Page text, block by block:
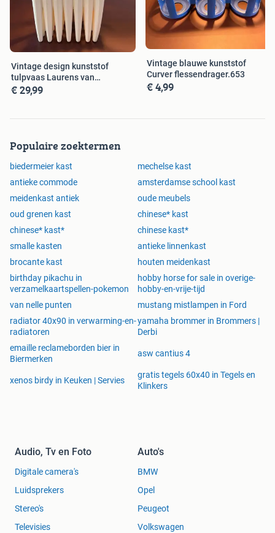
Vintage design kunststof
tulpvaas Laurens van
Wieringen.650
€ 29,99
Vintage blauwe kunststof
Curver flessendrager.653
€ 4,99
Populaire zoektermen
biedermeier kast
mechelse kast
antieke commode
amsterdamse school kast
meidenkast antiek
oude meubels
oud grenen kast
chinese* kast
chinese* kast*
chinese kast*
smalle kasten
antieke linnenkast
brocante kast
houten meidenkast
birthday pikachu in
verzamelkaartspellen-pokemon
hobby horse for sale in overige-
hobby-en-vrije-tijd
van nelle punten
mustang mistlampen in Ford
radiator 40x90 in verwarming-en-
radiatoren
yamaha brommer in Brommers |
Derbi
emaille reclameborden bier in
Biermerken
asw cantius 4
xenos birdy in Keuken | Servies
gratis tegels 60x40 in Tegels en
Klinkers
Audio, Tv en Foto
Digitale camera's
Luidsprekers
Stereo's
Televisies
Auto's
BMW
Opel
Peugeot
Volkswagen